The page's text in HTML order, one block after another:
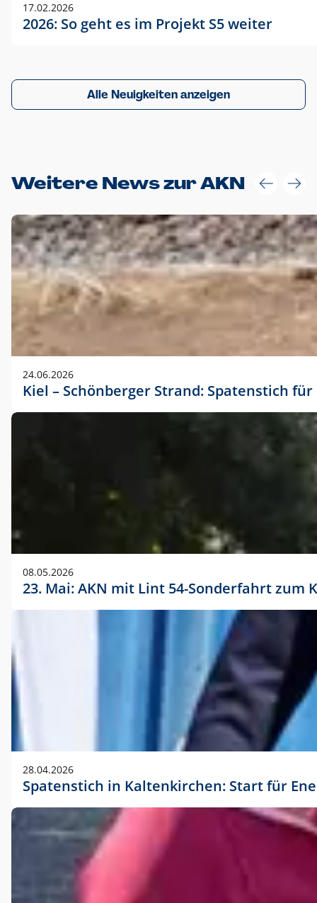
17.02.2026
2026: So geht es im Projekt S5 weiter
Alle Neuigkeiten anzeigen
Weitere News zur AKN
24.06.2026
Kiel – Schönberger Strand: Spatenstich
08.05.2026
23. Mai: AKN mit Lint 54-Sonderfahrt
28.04.2026
Spatenstich in Kaltenkirchen: Start für